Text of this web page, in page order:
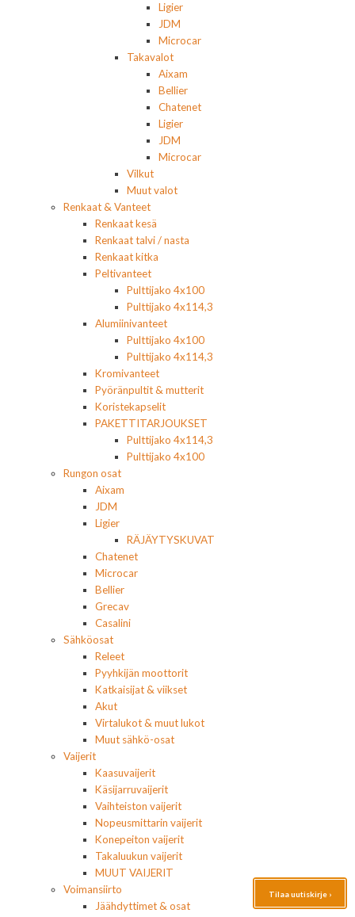
Ligier
JDM
Microcar
Takavalot
Aixam
Bellier
Chatenet
Ligier
JDM
Microcar
Vilkut
Muut valot
Renkaat & Vanteet
Renkaat kesä
Renkaat talvi / nasta
Renkaat kitka
Peltivanteet
Pulttijako 4x100
Pulttijako 4x114,3
Alumiinivanteet
Pulttijako 4x100
Pulttijako 4x114,3
Kromivanteet
Pyöränpultit & mutterit
Koristekapselit
PAKETTITARJOUKSET
Pulttijako 4x114,3
Pulttijako 4x100
Rungon osat
Aixam
JDM
Ligier
RÄJÄYTYSKUVAT
Chatenet
Microcar
Bellier
Grecav
Casalini
Sähköosat
Releet
Pyyhkijän moottorit
Katkaisijat & viikset
Akut
Virtalukot & muut lukot
Muut sähkö-osat
Vaijerit
Kaasuvaijerit
Käsijarruvaijerit
Vaihteiston vaijerit
Nopeusmittarin vaijerit
Konepeiton vaijerit
Takaluukun vaijerit
MUUT VAIJERIT
Voimansiirto
Jäähdyttimet & osat
Tilaa uutiskirje ›